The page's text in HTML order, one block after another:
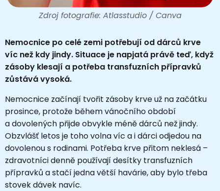
Zdroj fotografie: Atlasstudio / Canva
Nemocnice po celé zemi potřebují od dárců krve
víc než kdy jindy. Situace je napjatá právě teď, když
zásoby klesají a potřeba transfuzních přípravků
zůstává vysoká.
Nemocnice začínají tvořit zásoby krve už na začátku
prosince, protože během vánočního období
a dovolených přijde obvykle méně dárců než jindy.
Obzvlášť letos je toho volna víc a i dárci odjedou na
dovolenou s rodinami. Potřeba krve přitom neklesá –
zdravotníci denně používají desítky transfuzních
přípravků a stačí jedna větší havárie, aby bylo třeba
stovek dávek navíc.